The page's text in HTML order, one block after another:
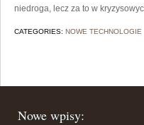
niedroga, lecz za to w
CATEGORIES: NOWE TECHNOLOGIE
Nowe wpisy: